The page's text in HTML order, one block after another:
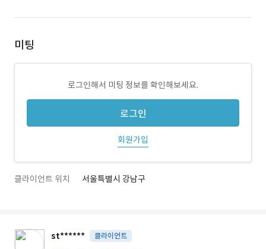
미팅
로그인해서 미팅 정보를 확인해보세요.
로그인
회원가입
클라이언트 위치 서울특별시 강남구
st****** 클라이언트